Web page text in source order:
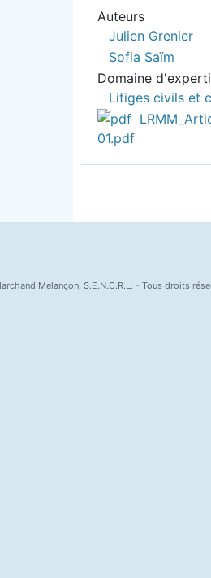
Auteurs
Julien Grenier
Sofia Saïm
Domaine
Litiges civils et
01.pdf
Melançon, S.E.N.C.R.L. - Tous droits